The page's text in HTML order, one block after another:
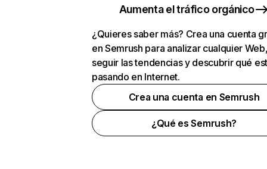
Aumenta el tráfico orgánico
¿Quieres saber más? Crea una cuenta
en Semrush para analizar cualquier
seguir las tendencias y descubrir qué
pasando en Internet.
Crea una cuenta en Semrush
¿Qué es Semrush?